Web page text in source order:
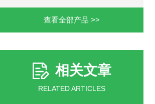
查看全部产品 >>
相关文章
RELATED ARTICLES